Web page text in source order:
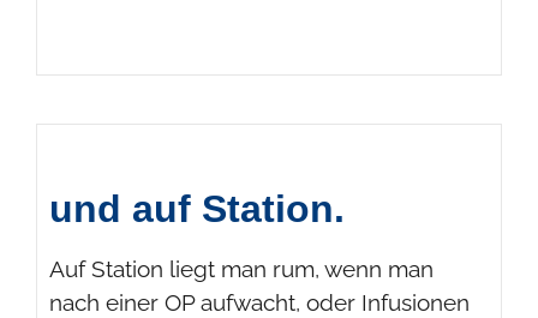
und auf Station.
Auf Station liegt man rum, wenn man
nach einer OP aufwacht, oder Infusionen